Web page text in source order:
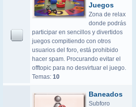
Juegos
Zona de relax
donde podrás
participar en sencillos y divertidos
juegos compitiendo con otros
usuarios del foro, está prohibido
hacer spam. Procurando evitar el
offtopic para no desvirtuar el juego.
Temas: 10
Baneados
Subforo